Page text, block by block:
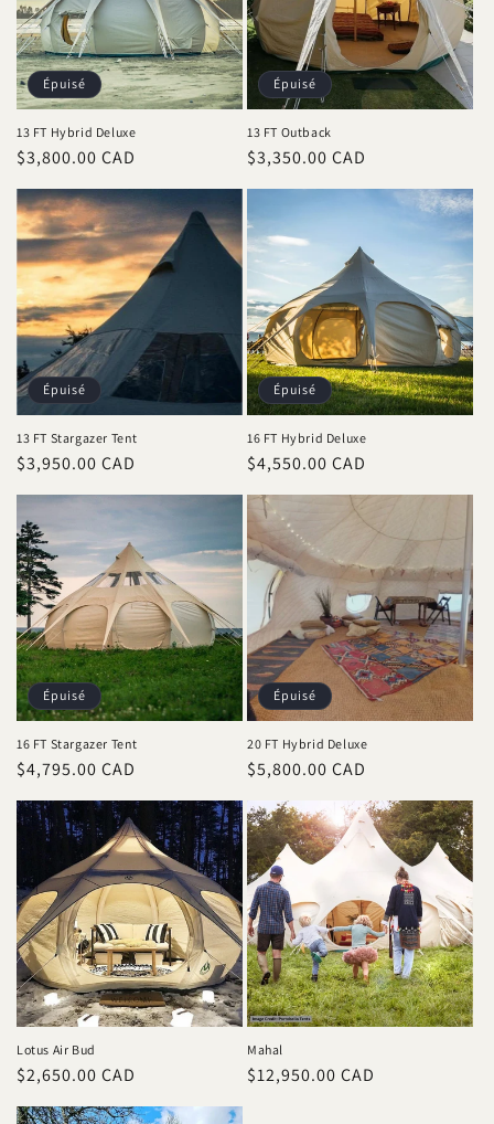
i
o
n
:
Épuisé
13 FT Hybrid Deluxe
Prix
$3,800.00 CAD
Épuisé
13 FT Outback
Prix
$3,350.00 CAD
Épuisé
13 FT Stargazer Tent
Prix
$3,950.00 CAD
Épuisé
16 FT Hybrid Deluxe
Prix
$4,550.00 CAD
Épuisé
16 FT Stargazer Tent
Prix
$4,795.00 CAD
Épuisé
20 FT Hybrid Deluxe
Prix
$5,800.00 CAD
Lotus Air Bud
Prix
$2,650.00 CAD
Mahal
Prix
$12,950.00 CAD